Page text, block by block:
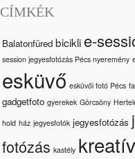
CÍMKÉK
Balatonfüred bicikli e-
session jegyesfotózás Pécs nyeremény
esküvő esküvői fotó Pécs
gadgetfoto gyerekek Görcsöny
hold ház jegyesfotók jegyesfotózás
fotózás kastély kreatív